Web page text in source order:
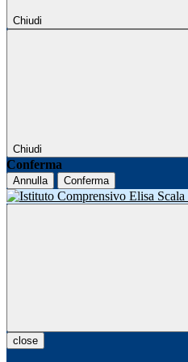
Chiudi
Chiudi
Conferma
Annulla Conferma
close